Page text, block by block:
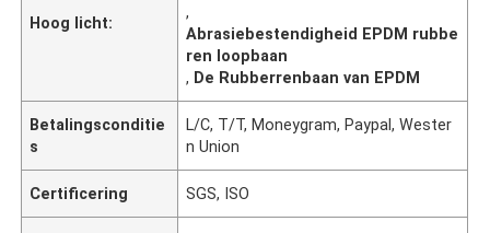
Hoog licht:
,
Abrasiebestendigheid EPDM rubbe
ren loopbaan
, De Rubberrenbaan van EPDM
Betalingsconditie
s
L/C, T/T, Moneygram, Paypal, Wester
n Union
Certificering SGS, ISO